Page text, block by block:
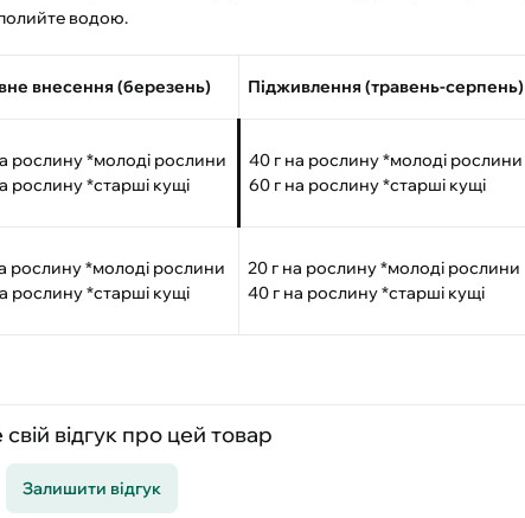
водою.
внесення (березень) Підживлення (травень-серпень)
рослину *молоді рослини
рослину *старші кущі
40 г на рослину *молоді рослини
60 г на рослину *старші кущі
рослину *молоді рослини
рослину *старші кущі
20 г на рослину *молоді рослини
40 г на рослину *старші кущі
відгук про цей товар
Залишити відгук